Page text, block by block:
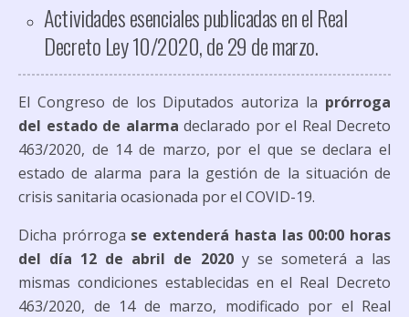
Actividades esenciales publicadas en el Real
Decreto Ley 10/2020, de 29 de marzo.
El Congreso de los Diputados autoriza la prórroga
del estado de alarma declarado por el Real Decreto
463/2020, de 14 de marzo, por el que se declara el
estado de alarma para la gestión de la situación de
crisis sanitaria ocasionada por el COVID-19.
Dicha prórroga se extenderá hasta las 00:00 horas
del día 12 de abril de 2020y se someterá a las
mismas condiciones establecidas en el Real Decreto
463/2020, de 14 de marzo, modificado por el Real